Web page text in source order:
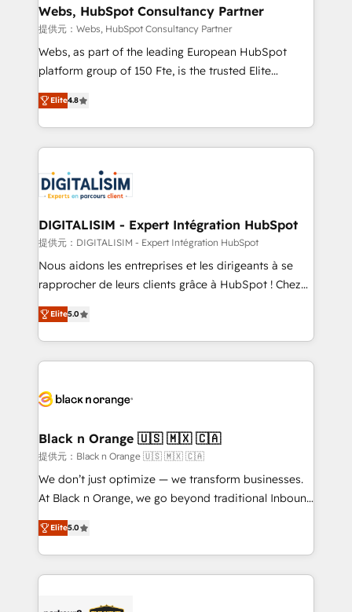
and build using HubSpot 🔌 Integrating HubSpot
with other systems 🎓 Training your teams to be
HubSpot pros 📊 Lead generation services using
HubSpot Why us? - SIX HubSpot Accreditations -
CRM, Solutions Architecture, Onboarding , Data
Migration, Custom Integration & Platform
team of 25+ experts Contact us today to help you
get more from your investment in HubSpot.
Webs, HubSpot Consultancy Partner
提供元：Webs, HubSpot Consultancy Partner
Webs, as part of the leading European HubSpot
platform group of 150 Fte, is the trusted Elite
HubSpot CRM Partner offering you a roadmap on
maximizing EBITDA and achieving Commercial
Excellence. With our targeted processes, we
strengthen your digital transformation and minimize
Implementation partner, we provide expertise to
drive your business forward. Since 2015 we are fully
dedicated to HubSpot and with an experienced
team (50+), we work with reputable companies in
B2B sectors such as manufacturing, SaaS and
business services. We prepare a customized
impact of your digital transformation, including a
detailed financial rationale with a focus on ROI and
embark on a transformational journey that sets your
business up for long-term success. Unlock your
business. If not now, when?
Elite4.8
DIGITALISIM - Expert Intégration HubSpot
提供元：DIGITALISIM - Expert Intégration HubSpot
Nous aidons les entreprises et les dirigeants à se
rapprocher de leurs clients grâce à HubSpot ! Chez
DIGITALISIM, nous avons l'intime conviction que la
réussite des entreprises passe par l’innovation web,
le marketing digital, et la relation client ! C'est
pourquoi, nos experts sont à la fois capables de
référencement, votre stratégie digitale et le pilotage
projet HubSpot avec DIGITALISIM : 🧽 Nettoyage,
migration et intégration des bases de données. 🚀
Développement des interfaces avec vos logiciels
métiers ⚙️ Configuration de la plateforme HubSpot
Book Process & Guidelines utilisateurs 🎓
Formations des utilisateurs
Elite5.0
Black n Orange 🇺🇸 🇲🇽 🇨🇦
提供元：Black n Orange 🇺🇸 🇲🇽 🇨🇦
We don’t just optimize — we transform businesses.
At Black n Orange, we go beyond traditional Inbound
Marketing with our exclusive methodologies:
BOOMS and BOOST. Together, they form a powerful
combination that has driven success for over 800
businesses worldwide. As Elite HubSpot Partners, we
Elite5.0